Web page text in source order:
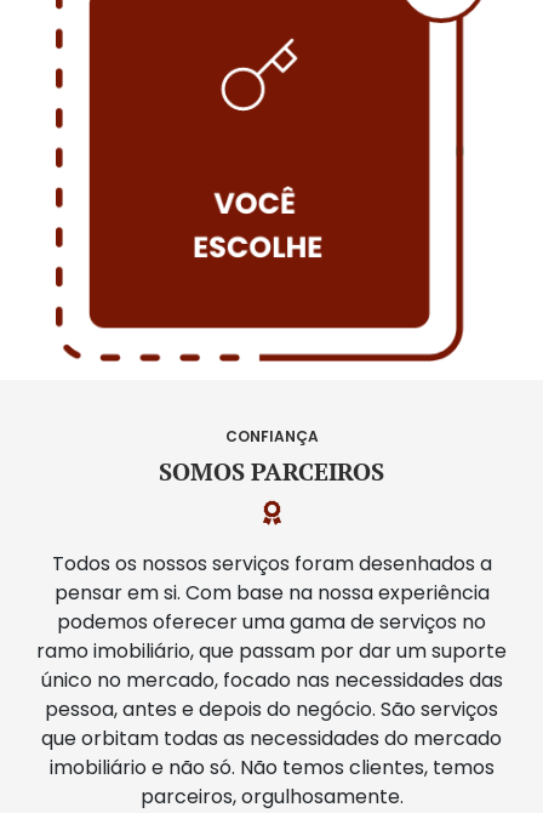
CONFIANÇA
SOMOS PARCEIROS
Todos os nossos serviços foram desenhados a
pensar em si. Com base na nossa experiência
podemos oferecer uma gama de serviços no
ramo imobiliário, que passam por dar um suporte
único no mercado, focado nas necessidades das
pessoa, antes e depois do negócio. São serviços
que orbitam todas as necessidades do mercado
imobiliário e não só. Não temos clientes, temos
parceiros, orgulhosamente.